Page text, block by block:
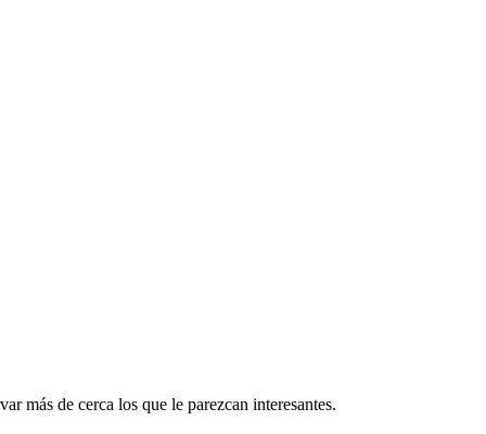
más de cerca los que le parezcan interesantes.